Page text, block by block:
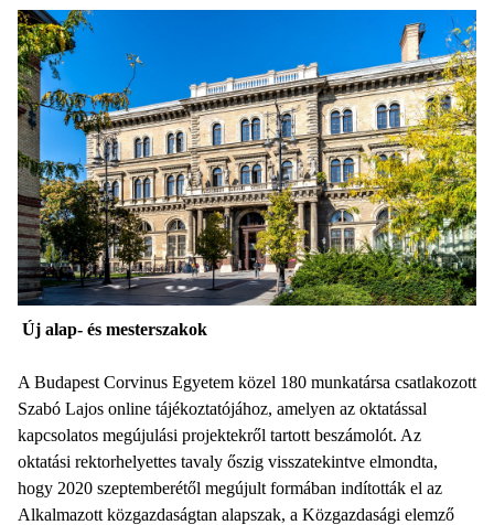
Új alap- és mesterszakok
A Budapest Corvinus Egyetem közel 180 munkatársa csatlakozott
Szabó Lajos online tájékoztatójához, amelyen az oktatással
kapcsolatos megújulási projektekről tartott beszámolót. Az
oktatási rektorhelyettes tavaly őszig visszatekintve elmondta,
hogy 2020 szeptemberétől megújult formában indították el az
Alkalmazott közgazdaságtan alapszak, a Közgazdasági elemző